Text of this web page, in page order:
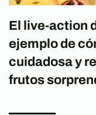
El live-action
ejemplo de
cuidadosa y
frutos